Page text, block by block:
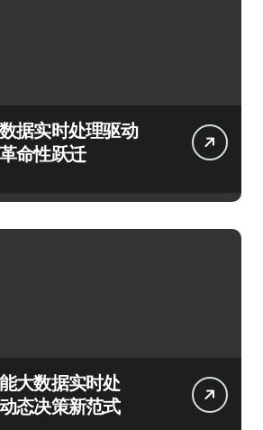
据实时处理驱动
命性跃迁
大数据实时处
态决策新范式